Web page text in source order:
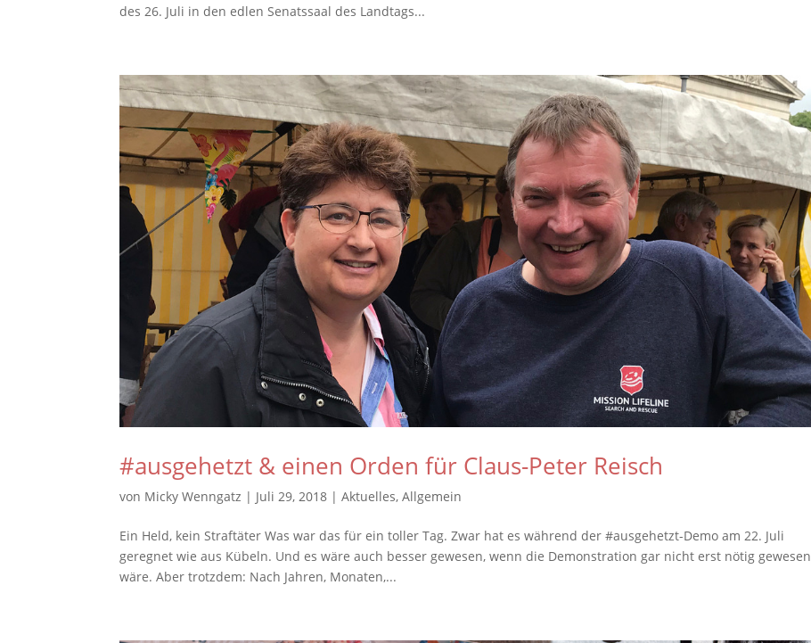
des 26. Juli in den edlen Senatssaal des Landtags...
#ausgehetzt & einen Orden für Claus-Peter Reisch
von Micky Wenngatz | Juli 29, 2018 |Aktuelles,Allgemein
Ein Held, kein Straftäter Was war das für ein toller Tag. Zwar hat es während der #ausgehetzt-Demo am 22. Juli
geregnet wie aus Kübeln. Und es wäre auch besser gewesen, wenn die Demonstration gar nicht erst nötig gewesen
wäre. Aber trotzdem: Nach Jahren, Monaten,...